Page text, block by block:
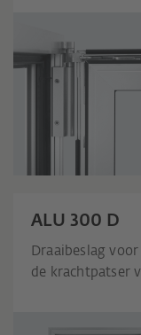
ALU 300 D
Draaibeslag
de krachtpatser